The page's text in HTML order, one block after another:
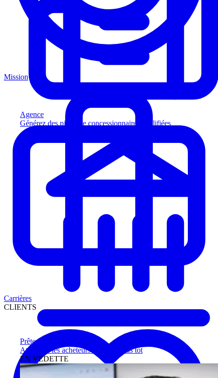
Agence
Générez des pistes de concessionnaires qualifiées
Prêteurs
Atteignez les acheteurs qualifiés plus tôt
EN VEDETTE
Mission
Carrières
CLIENTS